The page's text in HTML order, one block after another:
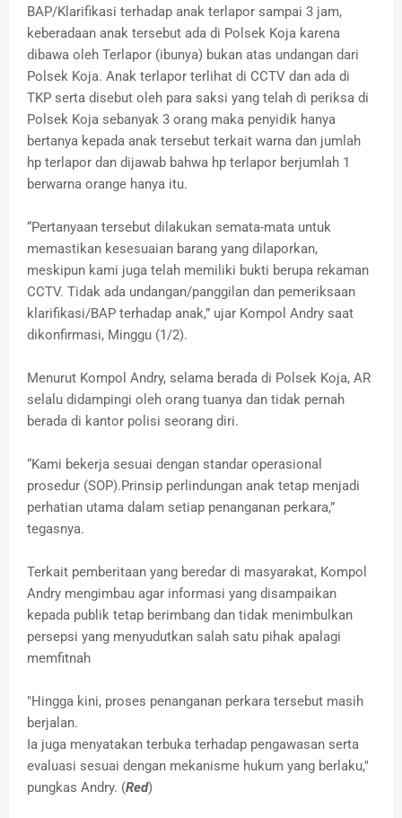
BAP/Klarifikasi terhadap anak terlapor sampai 3 jam,
keberadaan anak tersebut ada di Polsek Koja karena
dibawa oleh Terlapor (ibunya) bukan atas undangan dari
Polsek Koja. Anak terlapor terlihat di CCTV dan ada di
TKP serta disebut oleh para saksi yang telah di periksa di
Polsek Koja sebanyak 3 orang maka penyidik hanya
bertanya kepada anak tersebut terkait warna dan jumlah
hp terlapor dan dijawab bahwa hp terlapor berjumlah 1
berwarna orange hanya itu.
“Pertanyaan tersebut dilakukan semata-mata untuk
memastikan kesesuaian barang yang dilaporkan,
meskipun kami juga telah memiliki bukti berupa rekaman
CCTV. Tidak ada undangan/panggilan dan pemeriksaan
klarifikasi/BAP terhadap anak,” ujar Kompol Andry saat
dikonfirmasi, Minggu (1/2).
Menurut Kompol Andry, selama berada di Polsek Koja, AR
selalu didampingi oleh orang tuanya dan tidak pernah
berada di kantor polisi seorang diri.
“Kami bekerja sesuai dengan standar operasional
prosedur (SOP).Prinsip perlindungan anak tetap menjadi
perhatian utama dalam setiap penanganan perkara,”
tegasnya.
Terkait pemberitaan yang beredar di masyarakat, Kompol
Andry mengimbau agar informasi yang disampaikan
kepada publik tetap berimbang dan tidak menimbulkan
persepsi yang menyudutkan salah satu pihak apalagi
memfitnah
"Hingga kini, proses penanganan perkara tersebut masih
berjalan.
Ia juga menyatakan terbuka terhadap pengawasan serta
evaluasi sesuai dengan mekanisme hukum yang berlaku,"
pungkas Andry. (Red)